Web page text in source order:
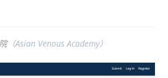
（Asian Venous Academy）